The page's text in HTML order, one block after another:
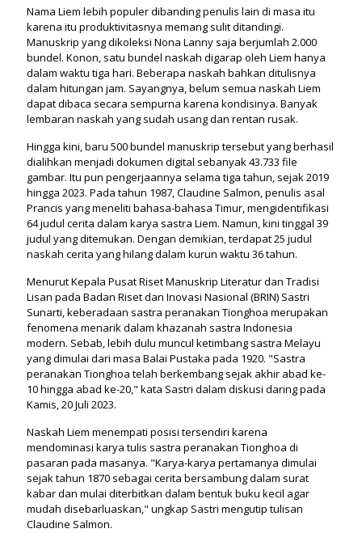
Nama Liem lebih populer dibanding penulis lain di masa itu
karena itu produktivitasnya memang sulit ditandingi.
Manuskrip yang dikoleksi Nona Lanny saja berjumlah 2.000
bundel. Konon, satu bundel naskah digarap oleh Liem hanya
dalam waktu tiga hari. Beberapa naskah bahkan ditulisnya
dalam hitungan jam. Sayangnya, belum semua naskah Liem
dapat dibaca secara sempurna karena kondisinya. Banyak
lembaran naskah yang sudah usang dan rentan rusak.
Hingga kini, baru 500 bundel manuskrip tersebut yang berhasil
dialihkan menjadi dokumen digital sebanyak 43.733 file
gambar. Itu pun pengerjaannya selama tiga tahun, sejak 2019
hingga 2023. Pada tahun 1987, Claudine Salmon, penulis asal
Prancis yang meneliti bahasa-bahasa Timur, mengidentifikasi
64 judul cerita dalam karya sastra Liem. Namun, kini tinggal 39
judul yang ditemukan. Dengan demikian, terdapat 25 judul
naskah cerita yang hilang dalam kurun waktu 36 tahun.
Menurut Kepala Pusat Riset Manuskrip Literatur dan Tradisi
Lisan pada Badan Riset dan Inovasi Nasional (BRIN) Sastri
Sunarti, keberadaan sastra peranakan Tionghoa merupakan
fenomena menarik dalam khazanah sastra Indonesia
modern. Sebab, lebih dulu muncul ketimbang sastra Melayu
yang dimulai dari masa Balai Pustaka pada 1920. "Sastra
peranakan Tionghoa telah berkembang sejak akhir abad ke-
10 hingga abad ke-20," kata Sastri dalam diskusi daring pada
Kamis, 20 Juli 2023.
Naskah Liem menempati posisi tersendiri karena
mendominasi karya tulis sastra peranakan Tionghoa di
pasaran pada masanya. "Karya-karya pertamanya dimulai
sejak tahun 1870 sebagai cerita bersambung dalam surat
kabar dan mulai diterbitkan dalam bentuk buku kecil agar
mudah disebarluaskan," ungkap Sastri mengutip tulisan
Claudine Salmon.